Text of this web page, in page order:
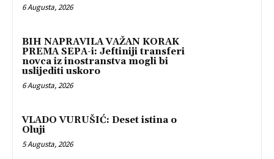
6 Augusta, 2026
BIH NAPRAVILA VAŽAN KORAK
PREMA SEPA-i: Jeftiniji transferi
novca iz inostranstva mogli bi
uslijediti uskoro
6 Augusta, 2026
VLADO VURUŠIĆ: Deset istina o
Oluji
5 Augusta, 2026